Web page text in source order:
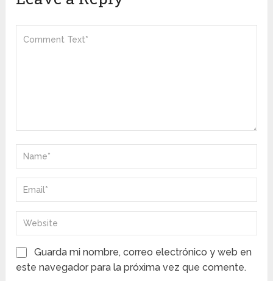
Guarda mi nombre, correo electrónico y web en
este navegador para la próxima vez que comente.